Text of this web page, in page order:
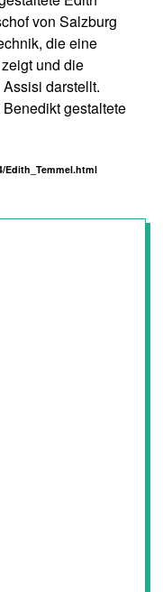
von Salzburg
die eine
und die
darstellt.
gestaltete
Edith_Temmel.html